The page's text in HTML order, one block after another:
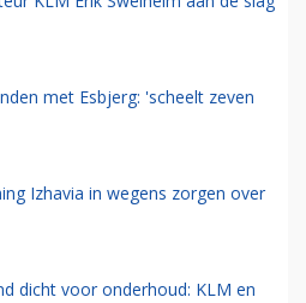
met Esbjerg: 'scheelt zeven
Izhavia in wegens zorgen over
dicht voor onderhoud: KLM en